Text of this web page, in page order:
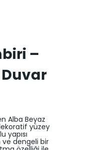
–
Alba Beyaz
yüzey
yapısı
dengeli bir